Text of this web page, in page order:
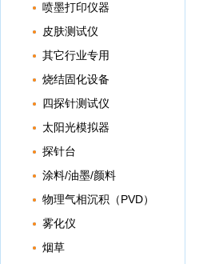
喷墨打印仪器
皮肤测试仪
其它行业专用
烧结固化设备
四探针测试仪
太阳光模拟器
探针台
涂料/油墨/颜料
物理气相沉积（PVD）
雾化仪
烟草